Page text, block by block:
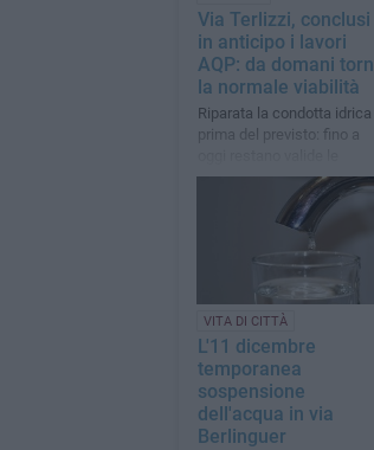
Via Terlizzi, conclusi
in anticipo i lavori
AQP: da domani
la normale viabilità
Riparata la condotta idrica
prima del previsto: fino a
modifiche temporanee a
traffico, pedoni e trasporto
VITA DI CITTÀ
L'11 dicembre
temporanea
sospensione
dell'acqua in via
Berlinguer